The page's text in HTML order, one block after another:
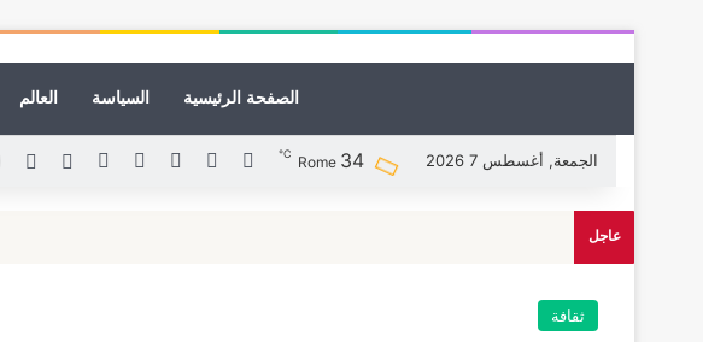
الصفحة الرئيسية السياسة العالم
الجمعة, أغسطس 7 2026 Rome 34
℃ فيسبوك لينكدإنيوتيوب انستقرام
مقال
عاجل
ثقافة